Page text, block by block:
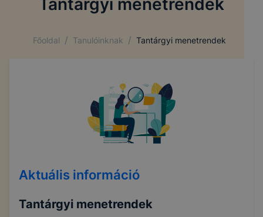
Tantárgyi menetrendek
Főoldal / Tanulóinknak / Tantárgyi menetrendek
Aktuális információ
Tantárgyi menetrendek